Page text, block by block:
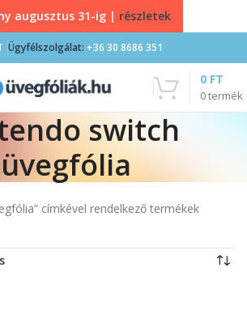
Ügyfélszolgálat: +36 30 8686 351
0termék
0 FT
switch
üvegfólia
címkével rendelkező termékek
augusztus 31-ig | részletek